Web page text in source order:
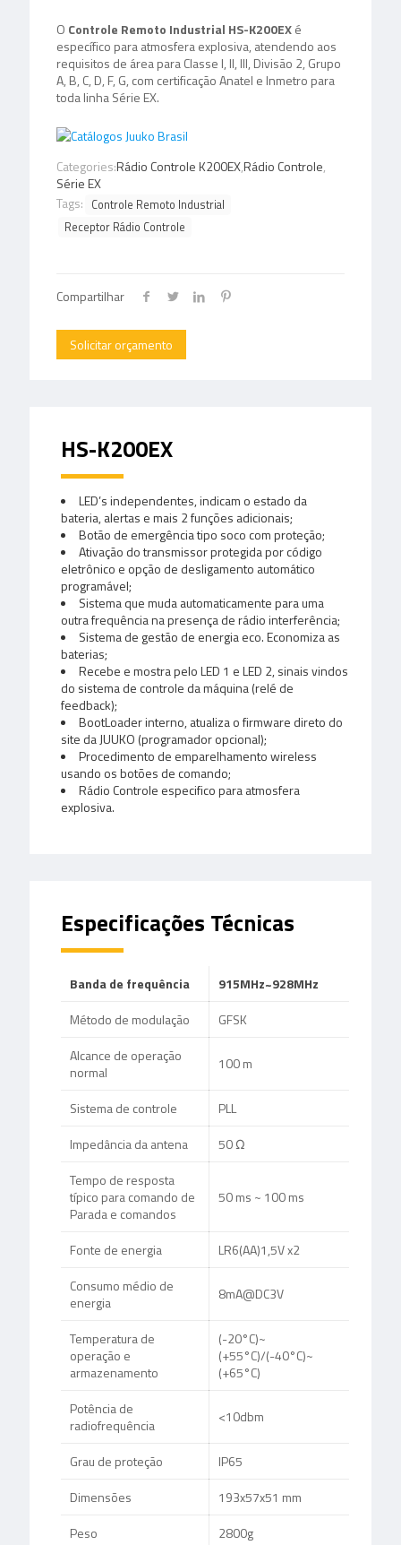
O Controle Remoto Industrial HS-K200EXé
específico para atmosfera explosiva, atendendo aos
requisitos de área para Classe I, II, III, Divisão 2, Grupo
A, B, C, D, F, G, com certificação Anatel e Inmetro para
toda linha Série EX.
Categories:Rádio Controle K200EX,Rádio Controle,
Série EX
Tags: Controle Remoto Industrial
Receptor Rádio Controle
Compartilhar
Solicitar orçamento
HS-K200EX
LED’s independentes, indicam o estado da
bateria, alertas e mais 2 funções adicionais;
Botão de emergência tipo soco com proteção;
Ativação do transmissor protegida por código
eletrônico e opção de desligamento automático
programável;
Sistema que muda automaticamente para uma
outra frequência na presença de rádio interferência;
Sistema de gestão de energia eco. Economiza as
baterias;
Recebe e mostra pelo LED 1 e LED 2, sinais vindos
do sistema de controle da máquina (relé de
feedback);
BootLoader interno, atualiza o firmware direto do
site da JUUKO (programador opcional);
Procedimento de emparelhamento wireless
usando os botões de comando;
Rádio Controle especifico para atmosfera
explosiva.
Especificações Técnicas
Banda de frequência
915MHz~928MHz
Método de modulação
GFSK
Alcance de operação
normal
100 m
Sistema de controle
PLL
Impedância da antena
50 Ω
Tempo de resposta
típico para comando de
Parada e comandos
50 ms ~ 100 ms
Fonte de energia
LR6(AA)1,5V x2
Consumo médio de
energia
8mA@DC3V
Temperatura de
operação e
armazenamento
(-20°C)~
(+55°C)/(-40°C)~
(+65°C)
Potência de
radiofrequência
<10dbm
Grau de proteção
IP65
Dimensões
193x57x51 mm
Peso
2800g